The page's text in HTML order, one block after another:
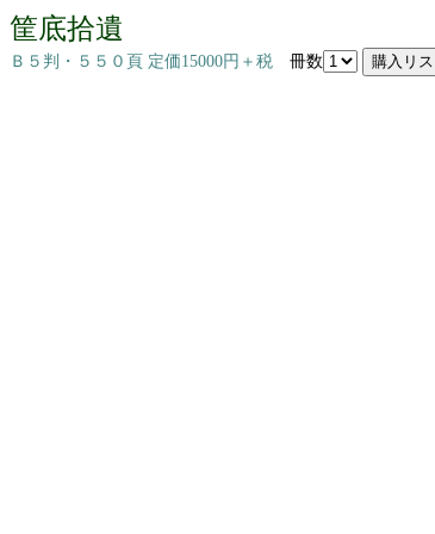
筐底拾遺
Ｂ５判・５５０頁 定価15000円＋税 冊数